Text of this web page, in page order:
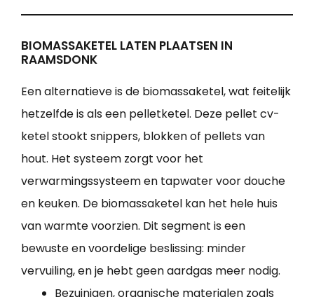
BIOMASSAKETEL LATEN PLAATSEN IN
RAAMSDONK
Een alternatieve is de biomassaketel, wat feitelijk
hetzelfde is als een pelletketel. Deze pellet cv-
ketel stookt snippers, blokken of pellets van
hout. Het systeem zorgt voor het
verwarmingssysteem en tapwater voor douche
en keuken. De biomassaketel kan het hele huis
van warmte voorzien. Dit segment is een
bewuste en voordelige beslissing: minder
vervuiling, en je hebt geen aardgas meer nodig.
Bezuinigen, organische materialen zoals